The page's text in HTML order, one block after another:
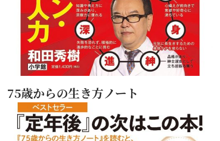
75歳からの生き方ノート